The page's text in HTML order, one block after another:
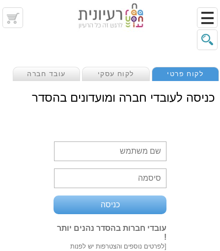
לקוח פרטי לקוח עסקי עובד חברה
כניסה לעובדי חברה ומועדונים בהסדר
עובדי חברות בהסדר נהנים יותר
!
[לפרטים נוספים והצטרפות יש לפנות